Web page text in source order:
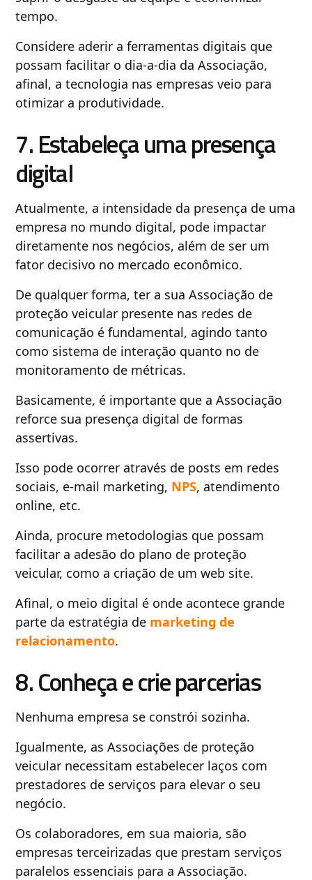
tempo.
Considere aderir a ferramentas digitais que
possam facilitar o dia-a-dia da Associação,
afinal, a tecnologia nas empresas veio para
otimizar a produtividade.
7. Estabeleça uma presença
digital
Atualmente, a intensidade da presença de uma
empresa no mundo digital, pode impactar
diretamente nos negócios, além de ser um
fator decisivo no mercado econômico.
De qualquer forma, ter a sua Associação de
proteção veicular presente nas redes de
comunicação é fundamental, agindo tanto
como sistema de interação quanto no de
monitoramento de métricas.
Basicamente, é importante que a Associação
reforce sua presença digital de formas
assertivas.
Isso pode ocorrer através de posts em redes
sociais, e-mail marketing, NPS, atendimento
online, etc.
Ainda, procure metodologias que possam
facilitar a adesão do plano de proteção
veicular, como a criação de um web site.
Afinal, o meio digital é onde acontece grande
parte da estratégia de marketing de
relacionamento.
8. Conheça e crie parcerias
Nenhuma empresa se constrói sozinha.
Igualmente, as Associações de proteção
veicular necessitam estabelecer laços com
prestadores de serviços para elevar o seu
negócio.
Os colaboradores, em sua maioria, são
empresas terceirizadas que prestam serviços
paralelos essenciais para a Associação.